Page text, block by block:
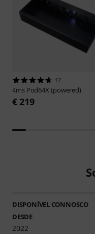
17
4ms Pod64X (powered)
€ 219
DISPONÍVEL CONNOSCO
DESDE
2022